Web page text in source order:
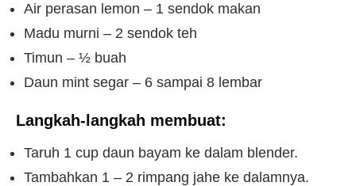
Air perasan lemon – 1 sendok makan
Madu murni – 2 sendok teh
Timun – ½ buah
Daun mint segar – 6 sampai 8 lembar
Langkah-langkah membuat:
Taruh 1 cup daun bayam ke dalam blender.
Tambahkan 1 – 2 rimpang jahe ke dalamnya.